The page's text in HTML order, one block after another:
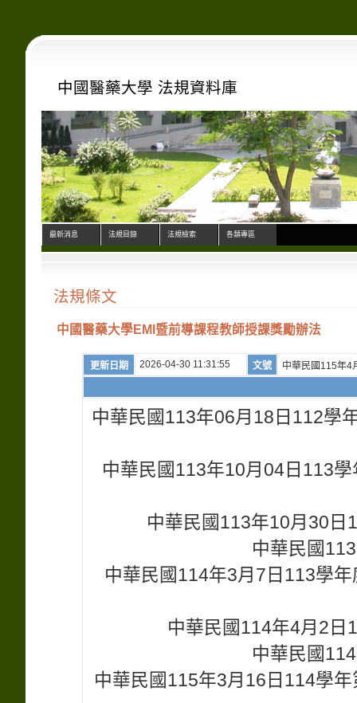
中國醫藥大學 法規資料庫
最新消息 法規目錄 法規檢索 各類專區
法規條文
中國醫藥大學EMI暨前導課程教師授課獎勵辦法
更新日期 2026-04-30 11:31:55 文號 中華民國115年4
中華民國113年06月18日112學
中華民國113年10月04日113
中華民國113年10月30日
中華民國
中華民國114年3月7日113學
中華民國114年4月2日
中華民國
中華民國115年3月16日114學